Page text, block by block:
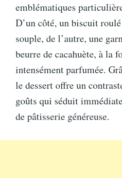
emblématiques
D’un côté, un biscuit
souple, de l’autre, une
beurre de cacahuète, à la
intensément parfumée.
le dessert offre un
goûts qui séduit
de pâtisserie généreuse.